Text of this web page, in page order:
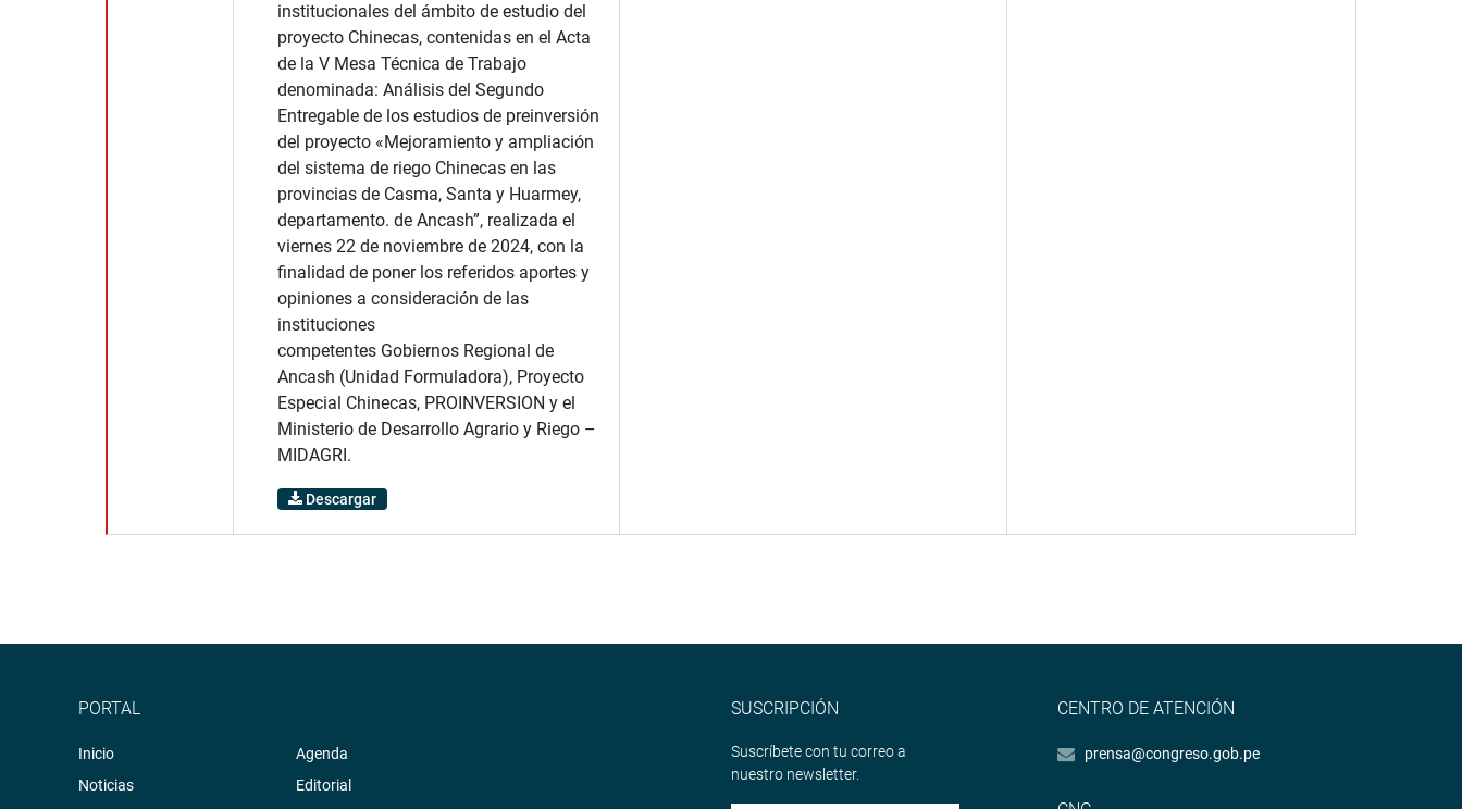
institucionales del ámbito de estudio del
proyecto Chinecas, contenidas en el Acta
de la V Mesa Técnica de Trabajo
denominada: Análisis del Segundo
Entregable de los estudios de preinversión
del proyecto «Mejoramiento y ampliación
del sistema de riego Chinecas en las
provincias de Casma, Santa y Huarmey,
departamento. de Ancash”, realizada el
viernes 22 de noviembre de 2024, con la
finalidad de poner los referidos aportes y
opiniones a consideración de las
instituciones
competentes Gobiernos Regional de
Ancash (Unidad Formuladora), Proyecto
Especial Chinecas, PROINVERSION y el
Ministerio de Desarrollo Agrario y Riego –
MIDAGRI.
Descargar
PORTAL
Inicio
Noticias
Agenda
Editorial
SUSCRIPCIÓN
Suscríbete con tu correo a
nuestro newsletter.
CENTRO DE ATENCIÓN
prensa@congreso.gob.pe